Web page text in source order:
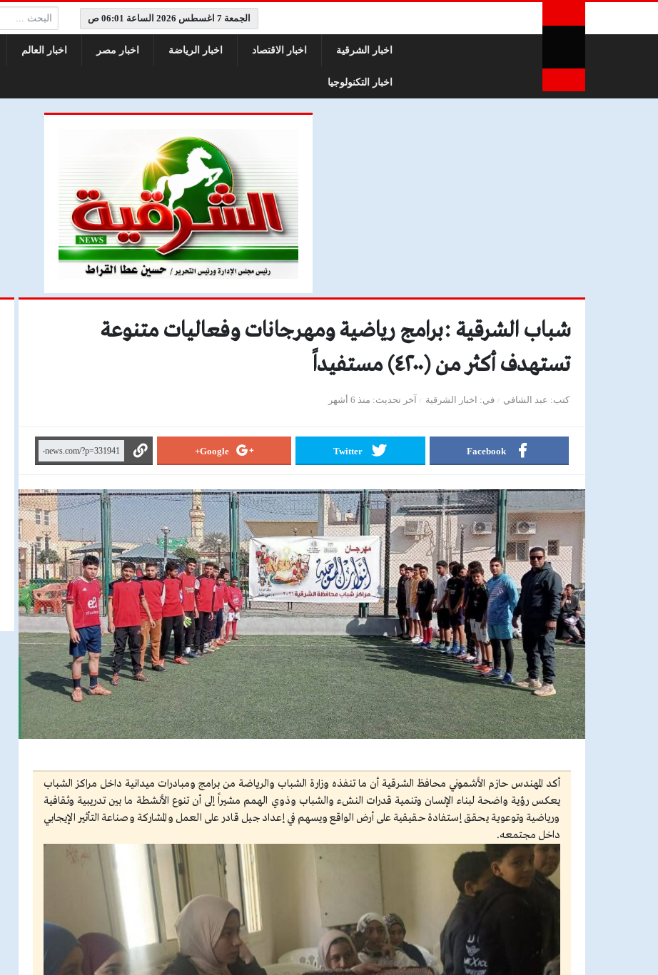
الجمعة 7 اغسطس 2026 الساعة 06:01 ص البحث:
اخبار الشرقية اخبار الاقتصاد اخبار الرياضة اخبار مصر اخبار العالم
اخبار التكنولوجيا
شباب الشرقية :برامج رياضية ومهرجانات وفعاليات متنوعة
تستهدف أكثر من (٤٢٠٠) مستفيداً
كتب عبد الشافي في اخبار الشرقية آخر تحديث منذ 6 أشهر
Facebook
Twitter
Google+
أكد المهندس حازم الأشموني محافظ الشرقية أن ما تنفذه وزارة الشباب والرياضة من برامج ومبادرات ميدانية داخل مراكز الشباب
يعكس رؤية واضحة لبناء الإنسان وتنمية قدرات النشء والشباب وذوي الهمم مشيراً إلى أن تنوع الأنشطة ما بين تدريبية وثقافية
ورياضية وتوعوية يحقق إستفادة حقيقية على أرض الواقع ويسهم في إعداد جيل قادر على العمل والمشاركة وصناعة التأثير الإيجابي
داخل مجتمعه.